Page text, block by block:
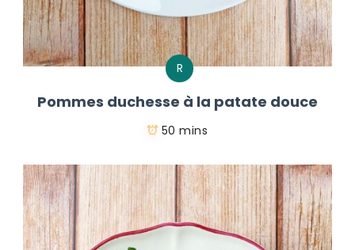
R
Pommes duchesse à la patate douce
50 mins